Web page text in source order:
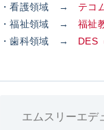
・看護領域 → テコ
・福祉領域 →福祉
・歯科領域 → DES